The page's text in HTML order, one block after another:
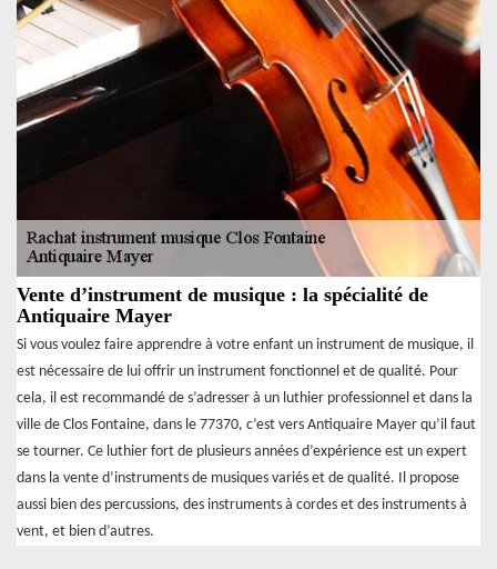
Vente d’instrument de musique : la spécialité de
Antiquaire Mayer
Si vous voulez faire apprendre à votre enfant un instrument de musique, il
est nécessaire de lui offrir un instrument fonctionnel et de qualité. Pour
cela, il est recommandé de s’adresser à un luthier professionnel et dans la
ville de Clos Fontaine, dans le 77370, c’est vers Antiquaire Mayer qu’il faut
se tourner. Ce luthier fort de plusieurs années d’expérience est un expert
dans la vente d’instruments de musiques variés et de qualité. Il propose
aussi bien des percussions, des instruments à cordes et des instruments à
vent, et bien d’autres.